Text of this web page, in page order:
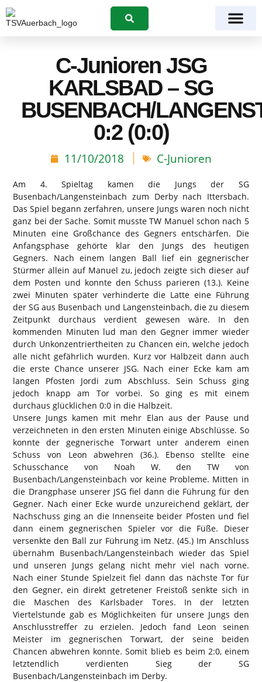
Suchen
C-Junioren JSG
KARLSBAD – SG
BUSENBACH/
0:2 (0:0)
11/10/2018 C-Junioren
Am 4. Spieltag kamen die Jungs der SG
Busenbach/Langensteinbach zum Derby nach Ittersbach.
Das Spiel begann zerfahren, unsere Jungs waren noch nicht
ganz bei der Sache. Somit musste TW Manuel schon nach 5
Minuten eine Großchance des Gegners entschärfen. Die
Anfangsphase gehörte klar den Jungs des heutigen
Gegners. Nach einem langen Ball lief ein gegnerischer
Stürmer allein auf Manuel zu, jedoch zeigte sich dieser auf
dem Posten und konnte den Schuss parieren (13.). Keine
zwei Minuten später verhinderte die Latte eine Führung
der SG aus Busenbach und Langensteinbach, die zu diesem
Zeitpunkt durchaus verdient gewesen wäre. In den
kommenden Minuten lud man den Gegner immer wieder
durch Unkonzentriertheiten zu Chancen ein, welche jedoch
alle nicht gefährlich wurden. Kurz vor Halbzeit dann auch
die erste Chance unserer JSG. Nach einer Ecke kam am
langen Pfosten Jordi zum Abschluss. Sein Schuss ging
jedoch knapp am Tor vorbei. So ging es mit einem
durchaus glücklichen 0:0 in die Halbzeit.
Unsere Jungs kamen mit mehr Elan aus der Pause und
verzeichneten in den ersten Minuten einige Abschlüsse. So
konnte der gegnerische Torwart unter anderem einen
Schuss von Leon abwehren (36.). Ebenso stellte eine
Schusschance von Noah W. den TW von
Busenbach/Langensteinbach vor keine Probleme. Mitten in
die Drangphase unserer JSG fiel dann die Führung für den
Gegner. Nach einer Ecke wurde unzureichend geklärt, der
Nachschuss ging an die Innenseite beider Pfosten und fiel
dann einem gegnerischen Spieler vor die Füße. Dieser
versenkte den Ball zur Führung im Netz. (45.) Im Anschluss
übernahm Busenbach/Langensteinbach wieder das Spiel
und unseren Jungs gelang nicht mehr viel nach vorne.
Nach einer Stunde Spielzeit fiel dann das nächste Tor für
den Gegner, ein direkt getretener Freistoß senkte sich in
die Maschen des Karlsbader Tores. In der letzten
Viertelstunde gab es Möglichkeiten für unsere Jungs den
Anschlusstreffer zu erzielen. Jedoch fand Leon seinen
Meister im gegnerischen Torwart, der seine beiden
Chancen abwehren konnte. Somit blieb es beim 2:0, einem
letztendlich verdienten Sieg der SG
Busenbach/Langensteinbach im Derby.